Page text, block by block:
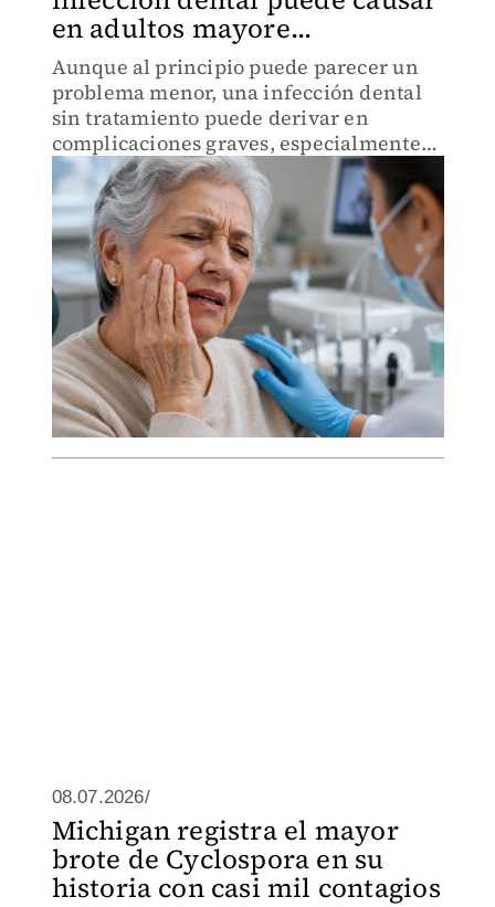
en adultos mayore...
Aunque al principio puede parecer un
problema menor, una infección dental
sin tratamiento puede derivar en
complicaciones graves, especialmente
en personas adultas mayores.
08.07.2026/
Michigan registra el mayor
brote de Cyclospora en su
historia con casi mil contagios